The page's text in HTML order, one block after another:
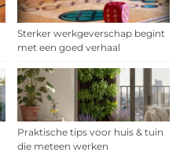
Sterker werkgeverschap begint
met een goed verhaal
Praktische tips voor huis & tuin
die meteen werken